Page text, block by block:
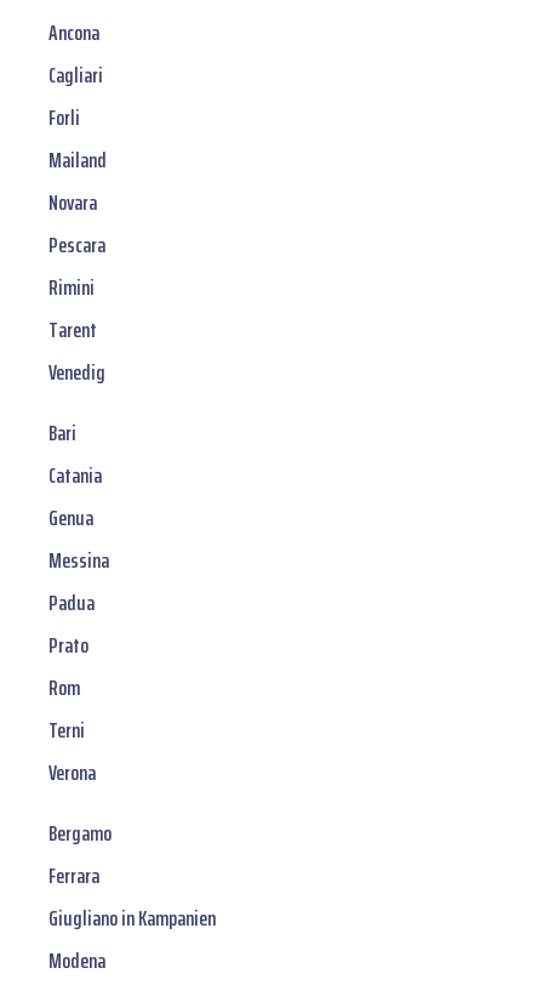
Ancona
Cagliari
Forli
Mailand
Novara
Pescara
Rimini
Tarent
Venedig
Bari
Catania
Genua
Messina
Padua
Prato
Rom
Terni
Verona
Bergamo
Ferrara
Giugliano in Kampanien
Modena